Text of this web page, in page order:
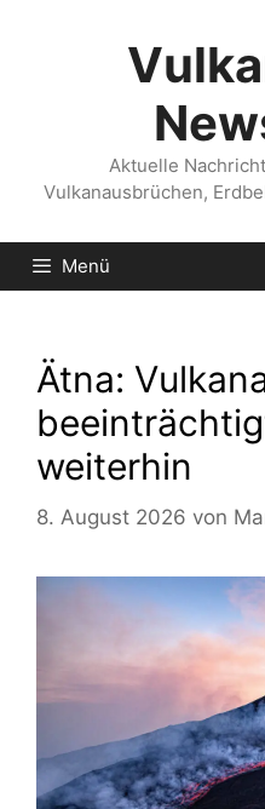
Aktuelle
Vulkanausbrüchen,
Menü
Ätna:
weiterhin
8. August 2026 von